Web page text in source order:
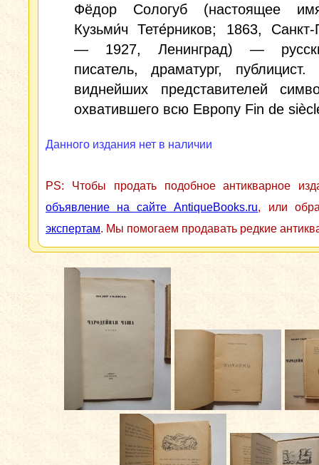
Фёдор Сологуб (настоящее
Кузьми́ч Тете́рников; 1863, Санкт-
— 1927, Ленинград) —
писатель, драматург,
виднейших представителей
охватившего всю Европу Fin de
Данного издания нет в наличии
PS: Чтобы продать подобное антикварное
объявление на сайте AntiqueBooks.ru, или
экспертам. Мы помогаем продавать редкие